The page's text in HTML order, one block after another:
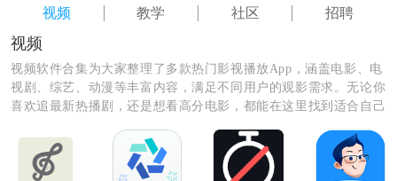
《高艺培训》功能指南：
1)与各行业公司合作，直接为用户提供就业机会，通过展
示自己的烹饪技能，找到真实的职业发展机会。
2)提供与老板直接沟通的平台，与厨师长、餐厅经理等行
业专业人士进行互动，获取更多实践经验和职业建议。
视频 教学 社区 招聘
视频
视频软件合集为大家整理了多款热门影视播放App，涵盖电影、电
视剧、综艺、动漫等丰富内容，满足不同用户的观影需求。无论你
喜欢追最新热播剧，还是想看高分电影，都能在这里找到适合自己
精彩观影时光，轻松告别剧荒。